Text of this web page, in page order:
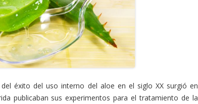
éxito del uso interno del aloe en el siglo XX surgió en
publicaban sus experimentos para el tratamiento de la